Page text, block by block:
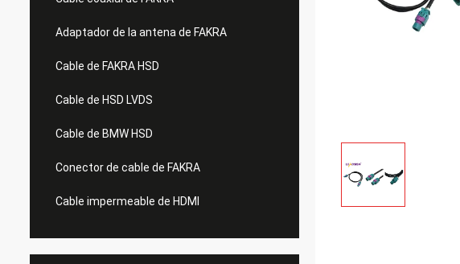
Adaptador de la antena de FAKRA
Cable de FAKRA HSD
Cable de HSD LVDS
Cable de BMW HSD
Conector de cable de FAKRA
Cable impermeable de HDMI